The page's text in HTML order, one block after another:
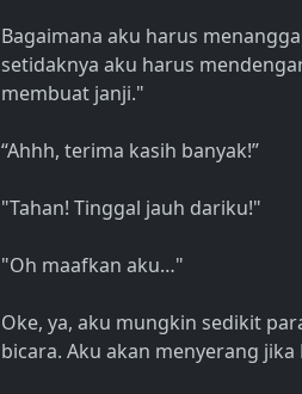
Bagaimana aku harus
setidaknya aku harus
membuat janji."
“Ahhh, terima kasih banyak!”
"Tahan! Tinggal jauh dariku!"
"Oh maafkan aku…"
Oke, ya, aku mungkin sedikit
bicara. Aku akan menyerang